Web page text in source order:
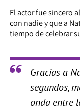
El actor fue sincero
con nadie y que a
tiempo de celebrar
Gracias a
segundos,
onda entre